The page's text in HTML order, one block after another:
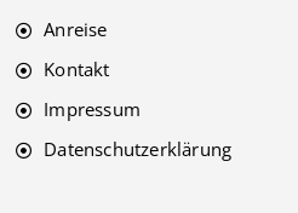
Anreise
Kontakt
Impressum
Datenschutzerklärung